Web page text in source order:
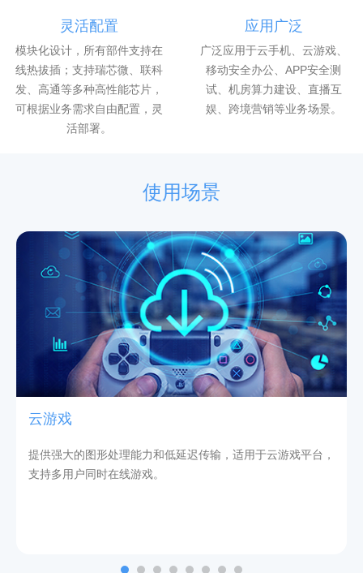
灵活配置
模块化设计，所有部件支持在
线热拔插；支持瑞芯微、联科
发、高通等多种高性能芯片，
可根据业务需求自由配置，灵
活部署。
应用广泛
广泛应用于云手机、云游戏、
移动安全办公、APP安全测
试、机房算力建设、直播互
娱、跨境营销等业务场景。
使用场景
云游戏
提供强大的图形处理能力和低延迟传输，适用于云游戏平台，
支持多用户同时在线游戏。